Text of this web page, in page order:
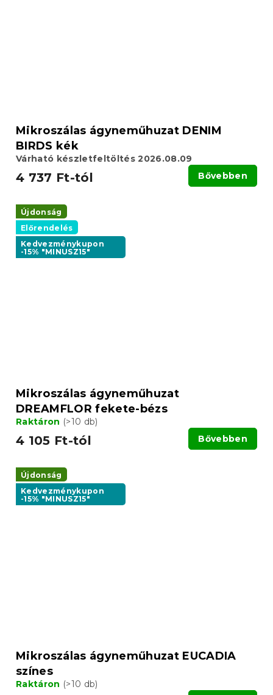
Mikroszálas ágyneműhuzat DENIM
BIRDS kék
Várható készletfeltöltés 2026.08.09
4 737 Ft-tól Bővebben
Újdonság
Előrendelés
Kedvezménykupon
-15% "MINUSZ15"
Mikroszálas ágyneműhuzat
DREAMFLOR fekete-bézs
Raktáron (>10 db)
4 105 Ft-tól Bővebben
Újdonság
Kedvezménykupon
-15% "MINUSZ15"
Mikroszálas ágyneműhuzat EUCADIA
színes
Raktáron (>10 db)